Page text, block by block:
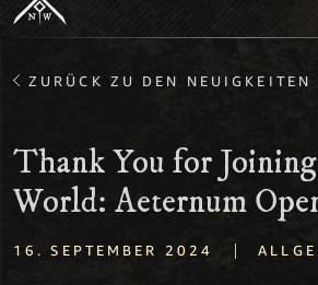
ZURÜCK ZU DEN NEUIGKEITEN
Thank You for
World: Aeternum
16. SEPTEMBER 2024 |